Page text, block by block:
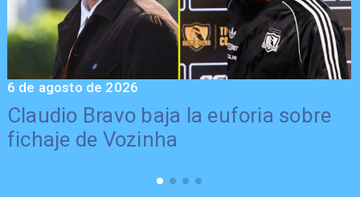
Claudio Bravo baja la euforia sobre
fichaje de Vozinha
6 de agosto de 2026